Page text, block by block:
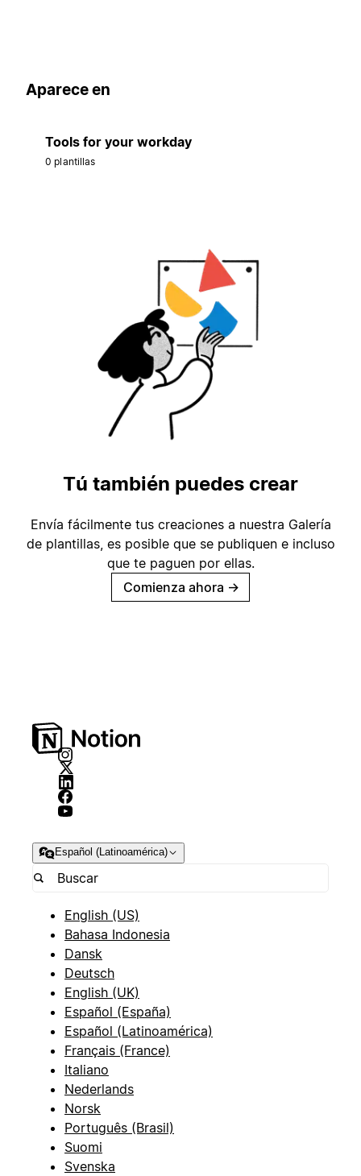
Aparece en
Tools for your workday
0 plantillas
Tú también puedes crear
Envía fácilmente tus creaciones a nuestra Galería
de plantillas, es posible que se publiquen e incluso
que te paguen por ellas.
Comienza ahora →
Español (Latinoamérica)
English (US)
Bahasa Indonesia
Dansk
Deutsch
English (UK)
Español (España)
Español (Latinoamérica)
Français (France)
Italiano
Nederlands
Norsk
Português (Brasil)
Suomi
Svenska